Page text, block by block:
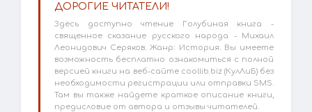
ДОРОГИЕ ЧИТАТЕЛИ!
Здесь доступно чтение Голубиная книга -
священное сказание русского народа - Михаил
Леонидович Серяков. Жанр: История. Вы имеете
возможность бесплатно ознакомиться с полной
версией книги на веб-сайте coollib.biz (КулЛиБ) без
необходимости регистрации или отправки SMS.
Там вы также найдете краткое описание книги,
предисловие от автора и отзывы читателей.